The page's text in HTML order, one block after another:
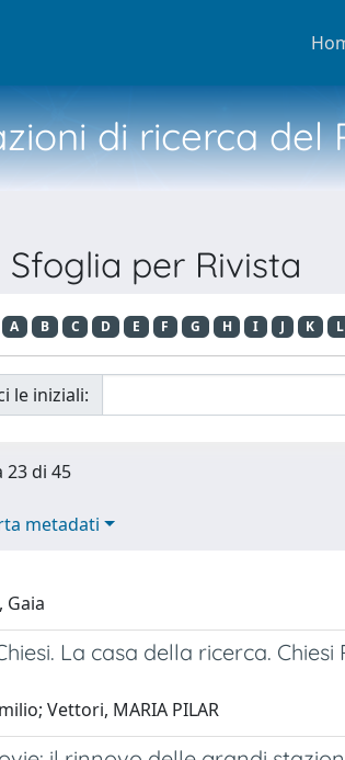
di ricerca del
Sfoglia per Rivista
A B C D E F G H I J K L
le iniziali:
di 45
metadati
Gaia
La casa della ricerca.
Vettori, MARIA PILAR